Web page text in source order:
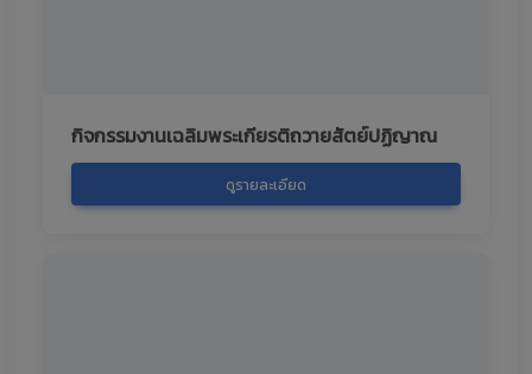
กิจกรรมงานเฉลิมพระเกียรติถวายสัตย์ปฏิญาณ
ดูรายละเอียด